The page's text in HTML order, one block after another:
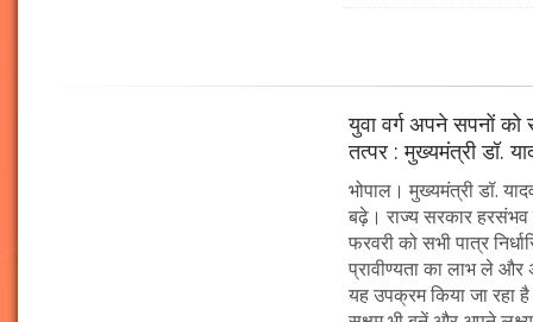
युवा वर्ग अपने सपनों
तत्पर : मुख्यमंत्री डॉ.
भोपाल। मुख्यमंत्री डॉ.
बढ़े। राज्य सरकार
फरवरी को सभी पात्र
प्रावीण्यता का लाभ ले और
यह उपक्रम किया जा रहा